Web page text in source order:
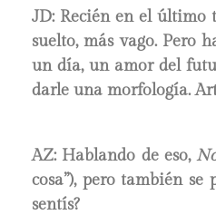
JD:Recién en el último
suelto, más vago. Pero
un día, un amor del
darle una morfología.
AZ: Hablando de eso,
cosa”), pero también se
sentís?